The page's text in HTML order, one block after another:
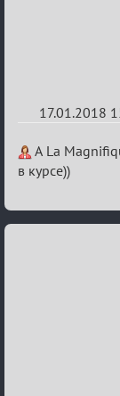
17.01.2018
Re:
Мафский
A La
в курсе))